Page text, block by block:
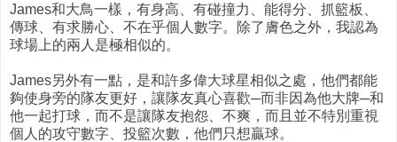
James和大鳥一樣，有身高、有碰撞力、能得分、抓籃板、
傳球、有求勝心、不在乎個人數字。除了膚色之外，我認為
球場上的兩人是極相似的。
James另外有一點，是和許多偉大球星相似之處，他們都能
夠使身旁的隊友更好，讓隊友真心喜歡─而非因為他大牌─和
他一起打球，而不是讓隊友抱怨、不爽，而且並不特別重視
個人的攻守數字、投籃次數，他們只想贏球。